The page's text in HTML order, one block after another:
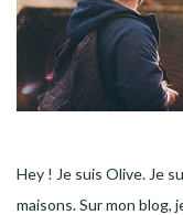
Hey ! Je suis Olive. Je
maisons. Sur mon blog,